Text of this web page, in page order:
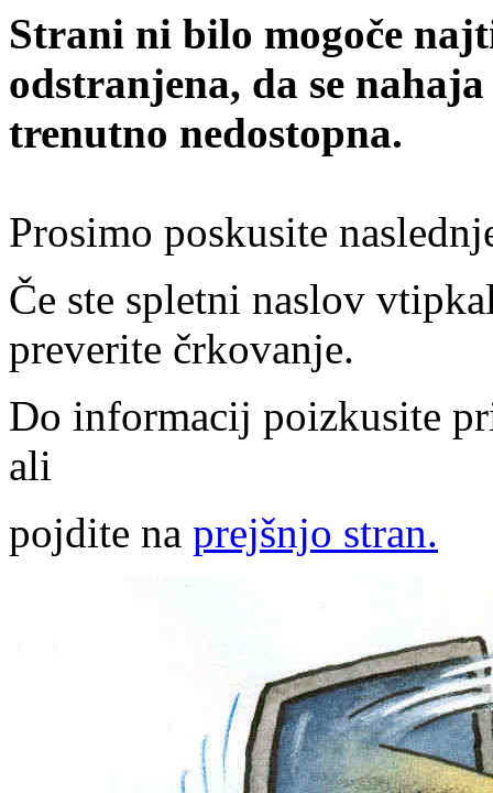
Strani ni bilo mogoče
odstranjena, da se
trenutno nedostopna.
Prosimo poskusite
Če ste spletni naslov
preverite črkovanje.
Do informacij poizkusite
ali
pojdite na prejšnjo stran.